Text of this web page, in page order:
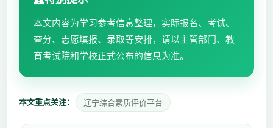
本文内容为学习参考信息整理，实际报名、考试、
查分、志愿填报、录取等安排，请以主管部门、教
育考试院和学校正式公布的信息为准。
本文重点关注： 辽宁综合素质评价平台